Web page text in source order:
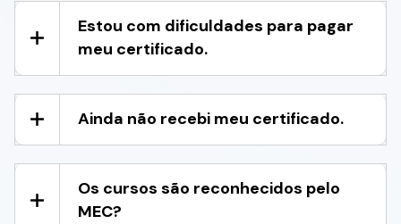
Estou com dificuldades para pagar
meu certificado.
Ainda não recebi meu certificado.
Os cursos são reconhecidos pelo
MEC?